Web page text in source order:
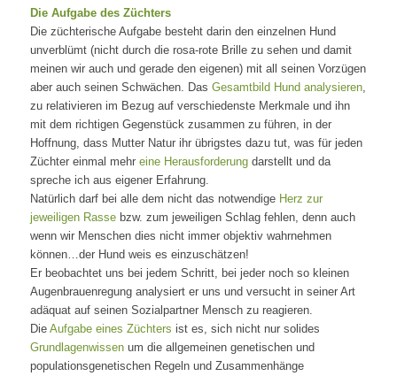
Die Aufgabe des Züchters
Die züchterische Aufgabe besteht darin den einzelnen Hund
unverblümt (nicht durch die rosa-rote Brille zu sehen und damit
meinen wir auch und gerade den eigenen) mit all seinen Vorzügen
aber auch seinen Schwächen. Das Gesamtbild Hund analysieren,
zu relativieren im Bezug auf verschiedenste Merkmale und ihn
mit dem richtigen Gegenstück zusammen zu führen, in der
Hoffnung, dass Mutter Natur ihr übrigstes dazu tut, was für jeden
Züchter einmal mehr eine Herausforderungdarstellt und da
spreche ich aus eigener Erfahrung.
Natürlich darf bei alle dem nicht das notwendige Herz zur
jeweiligen Rassebzw. zum jeweiligen Schlag fehlen, denn auch
wenn wir Menschen dies nicht immer objektiv wahrnehmen
können…der Hund weis es einzuschätzen!
Er beobachtet uns bei jedem Schritt, bei jeder noch so kleinen
Augenbrauenregung analysiert er uns und versucht in seiner Art
adäquat auf seinen Sozialpartner Mensch zu reagieren.
Die Aufgabe eines Züchters ist es, sich nicht nur solides
Grundlagenwissenum die allgemeinen genetischen und
populationsgenetischen Regeln und Zusammenhänge